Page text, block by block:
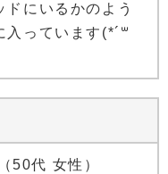
にいるかのよう
っています(*´꒳
代 女性）